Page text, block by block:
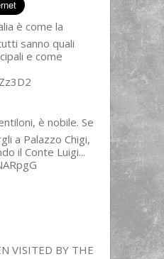
è come la
sanno quali
e come
è nobile. Se
a Palazzo Chigi,
il Conte Luigi...
VISITED BY THE